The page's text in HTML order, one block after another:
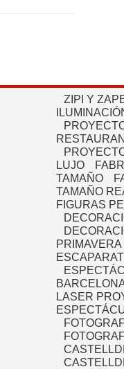
ZIPI Y
LUJO
TAMAÑO
TAMAÑO
FIGURAS
PRIMAVERA
LASER